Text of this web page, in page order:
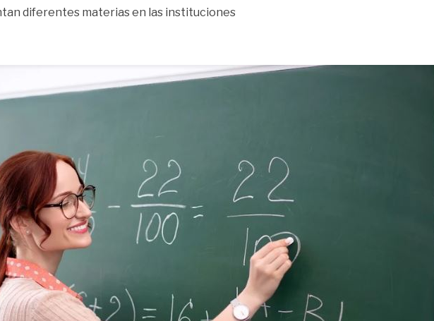
diferentes materias en las instituciones